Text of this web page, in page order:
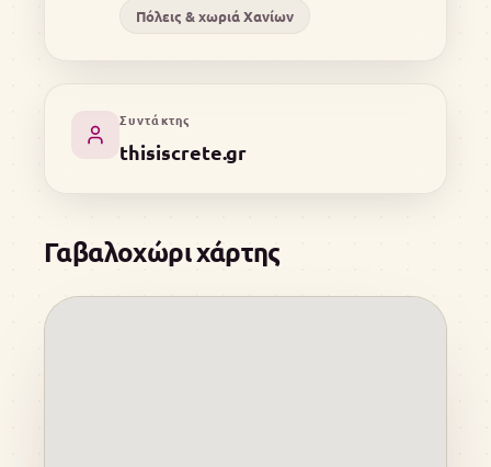
Πόλεις & χωριά Χανίων
Συντάκτης
thisiscrete.gr
Γαβαλοχώρι χάρτης